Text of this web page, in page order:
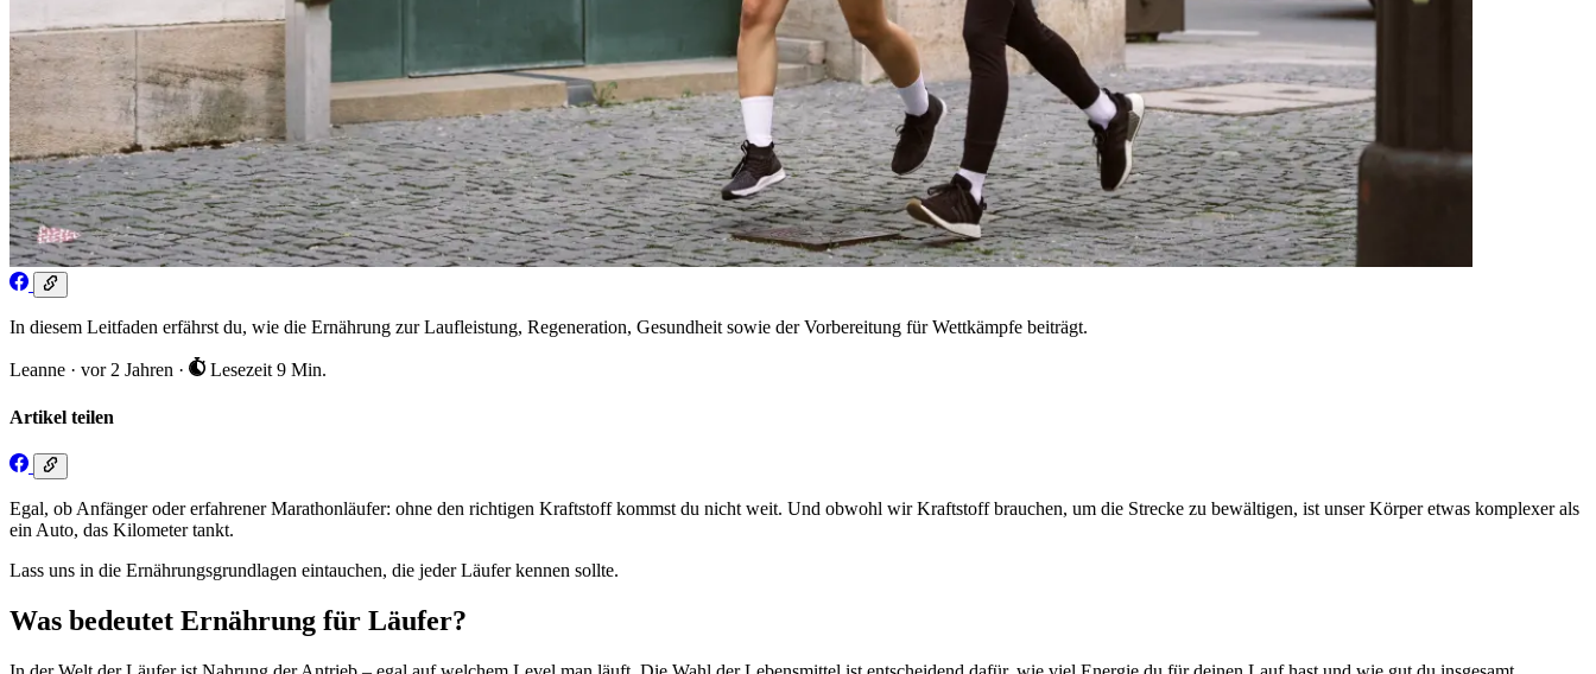
In diesem Leitfaden erfährst du, wie die Ernährung zur Laufleistung, Regeneration, Gesundheit sowie der Vorbereitung für Wettkämpfe beiträgt.
Leanne · vor 2 Jahren · Lesezeit 9 Min.
Artikel teilen
Egal, ob Anfänger oder erfahrener Marathonläufer: ohne den richtigen Kraftstoff kommst du nicht weit. Und obwohl wir Kraftstoff brauchen, um die Strecke zu bewältigen, ist unser Körper etwas komplexer als
ein Auto, das Kilometer tankt.
Lass uns in die Ernährungsgrundlagen eintauchen, die jeder Läufer kennen sollte.
Was bedeutet Ernährung für Läufer?